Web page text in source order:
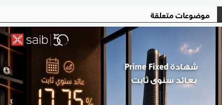
موضوعات متعلقة